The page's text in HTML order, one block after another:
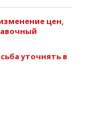
цен,
уточнять в